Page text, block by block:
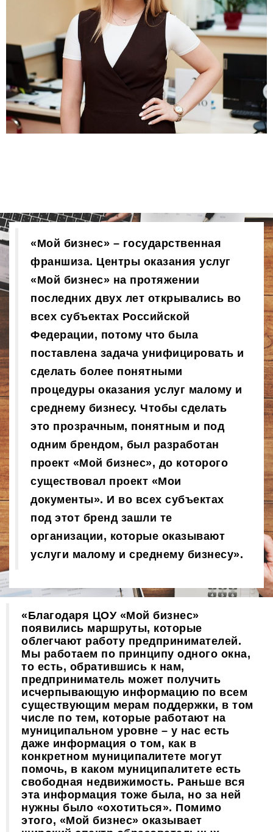
«Мой бизнес» – государственная
франшиза. Центры оказания услуг
«Мой бизнес» на протяжении
последних двух лет открывались во
всех субъектах Российской
Федерации, потому что была
поставлена задача унифицировать и
сделать более понятными
процедуры оказания услуг малому и
среднему бизнесу. Чтобы сделать
это прозрачным, понятным и под
одним брендом, был разработан
проект «Мой бизнес», до которого
существовал проект «Мои
документы». И во всех субъектах
под этот бренд зашли те
организации, которые оказывают
услуги малому и среднему бизнесу».
«Благодаря ЦОУ «Мой бизнес»
появились маршруты, которые
облегчают работу предпринимателей.
Мы работаем по принципу одного окна,
то есть, обратившись к нам,
предприниматель может получить
исчерпывающую информацию по всем
существующим мерам поддержки, в том
числе по тем, которые работают на
муниципальном уровне – у нас есть
даже информация о том, как в
конкретном муниципалитете могут
помочь, в каком муниципалитете есть
свободная недвижимость. Раньше вся
эта информация тоже была, но за ней
нужны было «охотиться». Помимо
этого, «Мой бизнес» оказывает